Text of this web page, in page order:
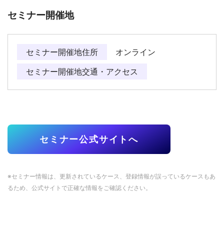
セミナー開催地
セミナー開催地住所
オンライン
セミナー開催地交通・アクセス
セミナー公式サイトへ
※セミナー情報は、更新されているケース、登録情報が誤っているケースもあ
るため、公式サイトで正確な情報をご確認ください。